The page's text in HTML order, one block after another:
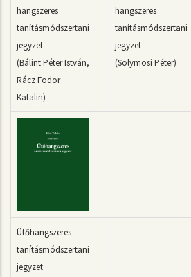
hangszeres
tanításmódszertani
jegyzet
(Bálint Péter István,
Rácz Fodor
Katalin)
hangszeres
tanításmódszertani
jegyzet
(Solymosi Péter)
Ütőhangszeres
tanításmódszertani
jegyzet